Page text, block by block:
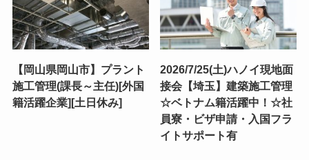
【岡山県岡山市】プラント
施工管理(課長～主任)[外国
籍活躍企業][土日休み]
2026/7/25(土)ハノイ現地面
接会【埼玉】建築施工管理
☆ベトナム籍活躍中！☆社
員寮・ビザ申請・入国フラ
イトサポート有